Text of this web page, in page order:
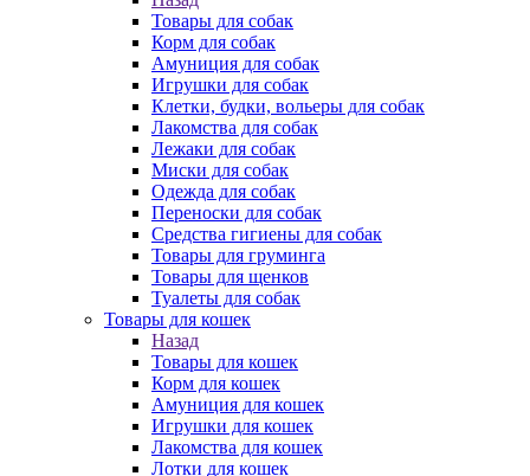
Товары для собак
Корм для собак
Амуниция для собак
Игрушки для собак
Клетки, будки, вольеры для собак
Лакомства для собак
Лежаки для собак
Миски для собак
Одежда для собак
Переноски для собак
Средства гигиены для собак
Товары для груминга
Товары для щенков
Туалеты для собак
Товары для кошек
Назад
Товары для кошек
Корм для кошек
Амуниция для кошек
Игрушки для кошек
Лакомства для кошек
Лотки для кошек